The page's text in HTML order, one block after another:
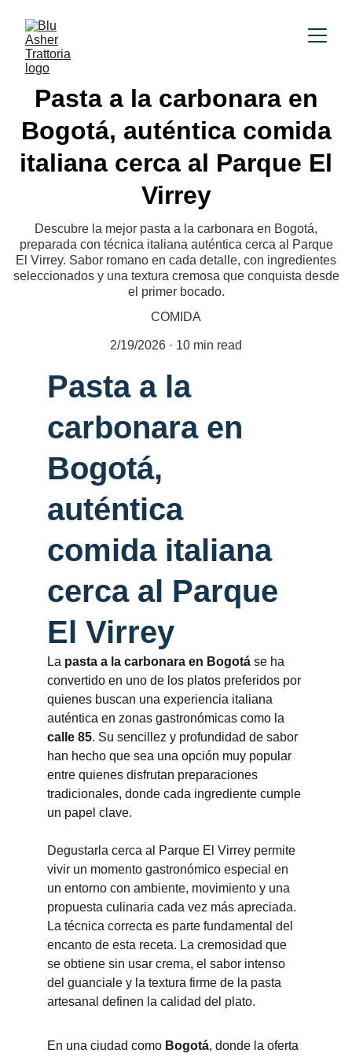
Pasta a la carbonara en
Bogotá, auténtica comida
italiana cerca al Parque El
Virrey
Descubre la mejor pasta a la carbonara en Bogotá,
preparada con técnica italiana auténtica cerca al Parque
El Virrey. Sabor romano en cada detalle, con ingredientes
seleccionados y una textura cremosa que conquista desde
el primer bocado.
COMIDA
2/19/2026 10 min read
Pasta a la
carbonara en
Bogotá,
auténtica
comida italiana
cerca al Parque
El Virrey
La pasta a la carbonara en Bogotá se ha
convertido en uno de los platos preferidos por
quienes buscan una experiencia italiana
auténtica en zonas gastronómicas como la
calle 85. Su sencillez y profundidad de sabor
han hecho que sea una opción muy popular
entre quienes disfrutan preparaciones
tradicionales, donde cada ingrediente cumple
un papel clave.
Degustarla cerca al Parque El Virrey permite
vivir un momento gastronómico especial en
un entorno con ambiente, movimiento y una
propuesta culinaria cada vez más apreciada.
La técnica correcta es parte fundamental del
encanto de esta receta. La cremosidad que
se obtiene sin usar crema, el sabor intenso
del guanciale y la textura firme de la pasta
artesanal definen la calidad del plato.
En una ciudad como Bogotá, donde la oferta